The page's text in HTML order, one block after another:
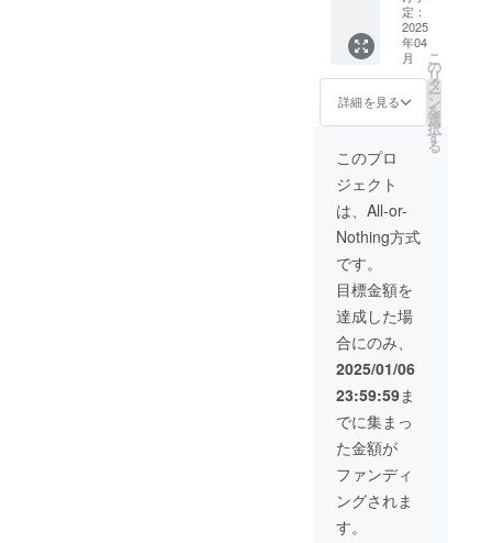
【支援
証明書
(現物)】
感謝の
を込め
て、支
書(現物)
をお送
りしま
す。
4/26の
ライブ
のエン
ドロー
に、支
援者様
前
（ニッ
クネー
ム）を
掲載し
ます。
方法：
文字の
み(20字
以内) ・
掲載サ
イズ：
大 ・支
援時、
必ず備
考欄に
希望さ
れるお
名前を
ご記入
サイン
入りの
撮りお
ろし
チェキ
です ・
数量：2
援時、
考欄に
希望さ
れるお
名前を
くださ
い。
【お名
前掲
載】
4/26の
のエン
ドロー
ル映像
に、支
援者様
のお名
前
い。
時、必
ず備考
欄に希
望され
るお名
前をご
い。
【お名
前掲
載】
4/26の
ライブ
ル映像
に、支
援者様
のお名
前
（ニッ
クネー
ム）を
掲載し
ます。
・掲載
方法：
文字の
スペー
スにて
商品等
の展
示・販
売・頒
布が可
能です
・提供
方法：
現地に
送付も
しくは
直接持
事項：
メール
にて事
前お打
合せさ
せてい
ただき
ます
【お名
前掲
載】
4/26の
ライブ
定：
2025
年04
月
詳細を見る
こ
の
リ
タ
ー
ン
を
選
択
す
る
このプロ
ジェクト
は、All-or-
Nothing方式
です。
目標金額を
達成した場
合にのみ、
2025/01/06
23:59:59ま
でに集まっ
た金額が
ファンディ
ングされま
す。